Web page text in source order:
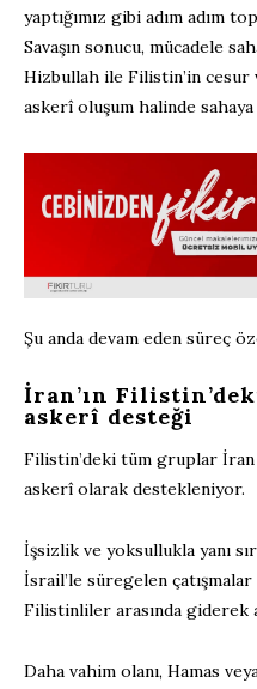
yaptığımız gibi adım adım
Savaşın sonucu, mücadele
Hizbullah ile Filistin’in cesur
askerî oluşum halinde
Şu anda devam eden süreç
İran’ın
askerî desteği
Filistin’deki tüm gruplar İran
askerî olarak destekleniyor.
İşsizlik ve yoksullukla yanı
İsrail’le süregelen
Filistinliler arasında giderek
Daha vahim olanı, Hamas